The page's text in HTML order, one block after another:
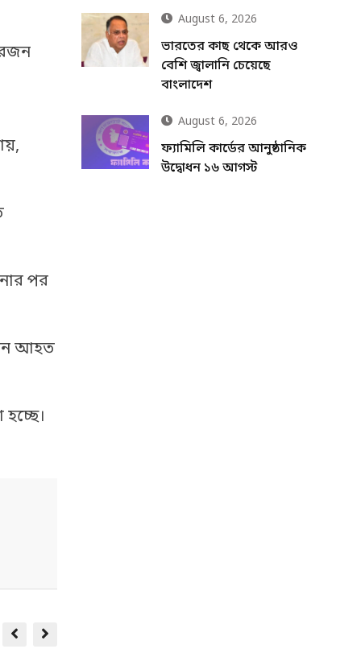
পর
আহত
August 6, 2026
ভারতের কাছ থেকে আরও
বেশি জ্বালানি চেয়েছে
বাংলাদেশ
August 6, 2026
ফ্যামিলি কার্ডের আনুষ্ঠানিক
উদ্বোধন ১৬ আগস্ট